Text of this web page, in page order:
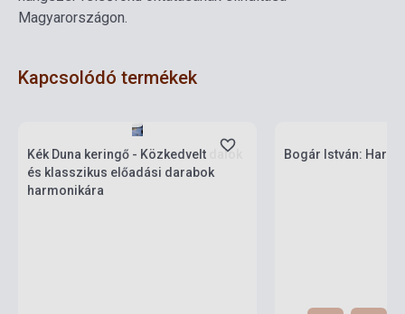
Magyarországon.
Kapcsolódó termékek
Kék Duna keringő - Közkedvelt dalok
és klasszikus előadási darabok
harmonikára
Bogár István: